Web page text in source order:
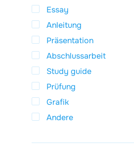
Essay
Anleitung
Präsentation
Abschlussarbeit
Study guide
Prüfung
Grafik
Andere